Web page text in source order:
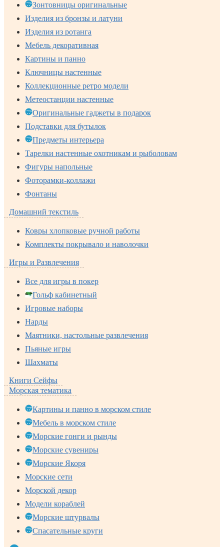
Зонтовницы оригинальные
Изделия из бронзы и латуни
Изделия из ротанга
Мебель декоративная
Картины и панно
Ключницы настенные
Коллекционные ретро модели
Метеостанции настенные
Оригинальные гаджеты в подарок
Подставки для бутылок
Предметы интерьера
Тарелки настенные охотникам и рыболовам
Фигуры напольные
Фоторамки-коллажи
Фонтаны
Домашний текстиль
Ковры хлопковые ручной работы
Комплекты покрывало и наволочки
Игры и Развлечения
Все для игры в покер
Гольф кабинетный
Игровые наборы
Нарды
Маятники, настольные развлечения
Пьяные игры
Шахматы
Книги Сейфы
Морская тематика
Картины и панно в морском стиле
Мебель в морском стиле
Морские гонги и рынды
Морские сувениры
Морские Якоря
Морские сети
Морской декор
Модели кораблей
Морские штурвалы
Спасательные круги